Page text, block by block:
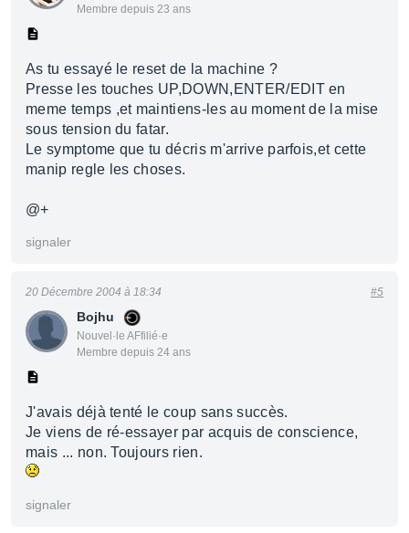
Membre depuis 23 ans
As tu essayé le reset de la machine ?
Presse les touches UP,DOWN,ENTER/EDIT en
meme temps ,et maintiens-les au moment de la mise
sous tension du fatar.
Le symptome que tu décris m'arrive parfois,et cette
manip regle les choses.
@+
signaler
Bojhu
Nouvel·le AFfilié·e
Membre depuis 24 ans
20 Décembre 2004 à 18:34 #5
J'avais déjà tenté le coup sans succès.
Je viens de ré-essayer par acquis de conscience,
mais ... non. Toujours rien.
signaler